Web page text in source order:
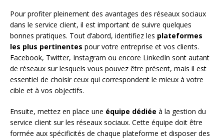
Pour profiter pleinement des avantages des réseaux sociaux
dans le service client, il est important de suivre quelques
bonnes pratiques. Tout d’abord, identifiez les plateformes
les plus pertinentes pour votre entreprise et vos clients.
Facebook, Twitter, Instagram ou encore LinkedIn sont autant
de réseaux sur lesquels vous pouvez être présent, mais il est
essentiel de choisir ceux qui correspondent le mieux à votre
cible et à vos objectifs.
Ensuite, mettez en place une équipe dédiée à la gestion du
service client sur les réseaux sociaux. Cette équipe doit être
formée aux spécificités de chaque plateforme et disposer des